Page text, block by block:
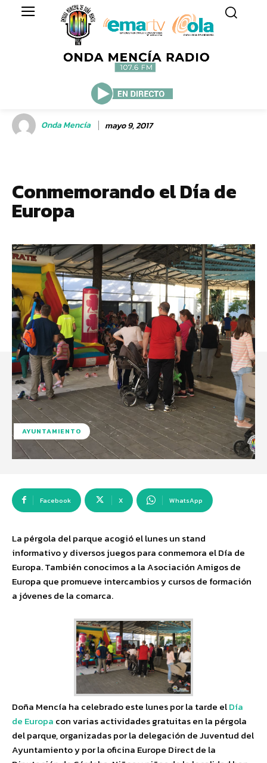
Onda Mencía mayo 9, 2017
Conmemorando el Día de
Europa
AYUNTAMIENTO
Facebook X WhatsApp
La pérgola del parque acogió el lunes un stand
informativo y diversos juegos para conmemora el Día de
Europa. También conocimos a la Asociación Amigos de
Europa que promueve intercambios y cursos de formación
a jóvenes de la comarca.
Doña Mencía ha celebrado este lunes por la tarde elDía
de Europa con varias actividades gratuitas en la pérgola
del parque, organizadas por la delegación de Juventud del
Ayuntamiento y por la oficina Europe Direct de la